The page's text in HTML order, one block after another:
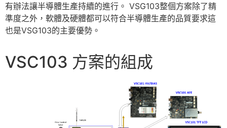
有辦法讓半導體生產持續的進行。 VSG103整個方案除了精
準度之外，軟體及硬體都可以符合半導體生產的品質要求這
也是VSG103的主要優勢。
VSC103 方案的組成